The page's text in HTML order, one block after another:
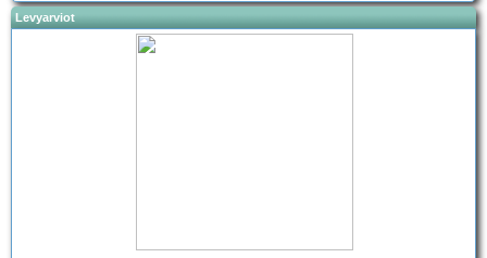
Levyarviot